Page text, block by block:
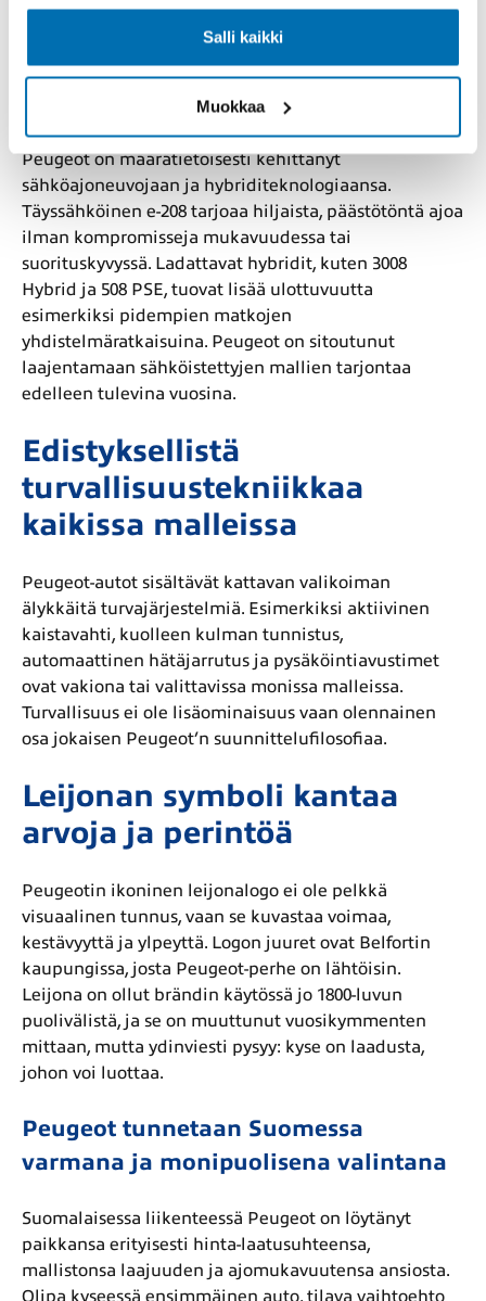
Salli kaikki
Muokkaa
perheystävällisyyden ja korkean varustelutason. 2008
kuljettajalle, joka arvostaa korotettua maavaraa ja
Peugeot on määrätietoisesti kehittänyt
sähköajoneuvojaan ja hybriditeknologiaansa.
Täyssähköinen e-208 tarjoaa hiljaista, päästötöntä ajoa
ilman kompromisseja mukavuudessa tai
suorituskyvyssä. Ladattavat hybridit, kuten 3008
Hybrid ja 508 PSE, tuovat lisää ulottuvuutta
esimerkiksi pidempien matkojen
yhdistelmäratkaisuina. Peugeot on sitoutunut
laajentamaan sähköistettyjen mallien tarjontaa
edelleen tulevina vuosina.
Edistyksellistä
turvallisuustekniikkaa
kaikissa malleissa
Peugeot-autot sisältävät kattavan valikoiman
älykkäitä turvajärjestelmiä. Esimerkiksi aktiivinen
kaistavahti, kuolleen kulman tunnistus,
automaattinen hätäjarrutus ja pysäköintiavustimet
ovat vakiona tai valittavissa monissa malleissa.
Turvallisuus ei ole lisäominaisuus vaan olennainen
osa jokaisen Peugeot’n suunnittelufilosofiaa.
Leijonan symboli kantaa
arvoja ja perintöä
Peugeotin ikoninen leijonalogo ei ole pelkkä
visuaalinen tunnus, vaan se kuvastaa voimaa,
kestävyyttä ja ylpeyttä. Logon juuret ovat Belfortin
kaupungissa, josta Peugeot-perhe on lähtöisin.
Leijona on ollut brändin käytössä jo 1800-luvun
puolivälistä, ja se on muuttunut vuosikymmenten
mittaan, mutta ydinviesti pysyy: kyse on laadusta,
johon voi luottaa.
Peugeot tunnetaan Suomessa
varmana ja monipuolisena valintana
Suomalaisessa liikenteessä Peugeot on löytänyt
paikkansa erityisesti hinta-laatusuhteensa,
mallistonsa laajuuden ja ajomukavuutensa ansiosta.
Olipa kyseessä ensimmäinen auto, tilava vaihtoehto